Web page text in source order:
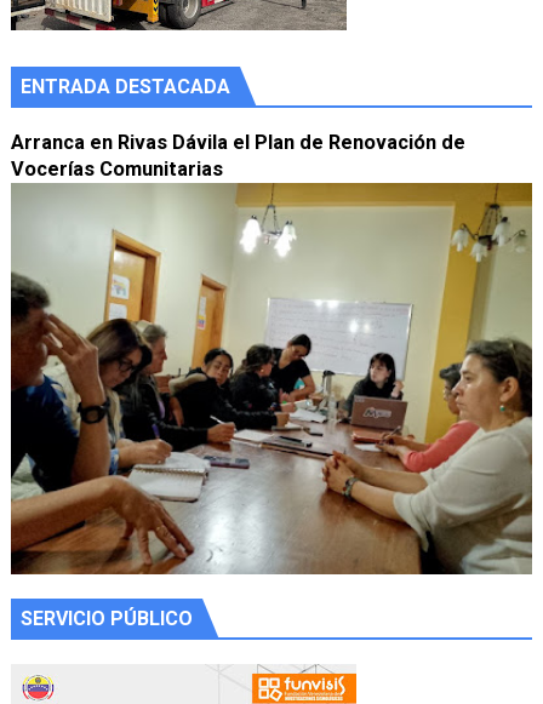
ENTRADA DESTACADA
Arranca en Rivas Dávila el Plan de Renovación de
Vocerías Comunitarias
SERVICIO PÚBLICO